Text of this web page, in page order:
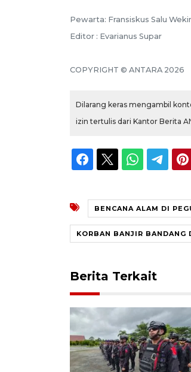
Pewarta: Fransiskus Salu
Editor : Evarianus Supar
COPYRIGHT © ANTARA 2026
Dilarang keras mengambil
izin tertulis dari Kantor Berita
BENCANA ALAM DI
KORBAN BANJIR BANDANG
Berita Terkait